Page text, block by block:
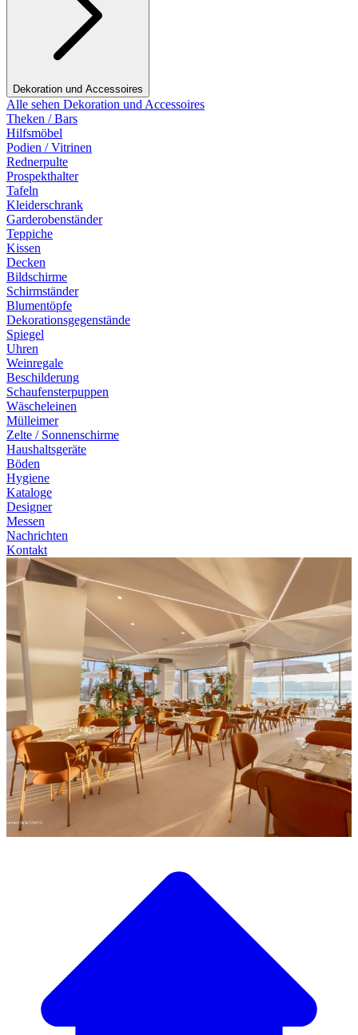
Dekoration und Accessoires
Alle sehen Dekoration und Accessoires
Theken / Bars
Hilfsmöbel
Podien / Vitrinen
Rednerpulte
Prospekthalter
Tafeln
Kleiderschrank
Garderobenständer
Teppiche
Kissen
Decken
Bildschirme
Schirmständer
Blumentöpfe
Dekorationsgegenstände
Spiegel
Uhren
Weinregale
Beschilderung
Schaufensterpuppen
Wäscheleinen
Mülleimer
Zelte / Sonnenschirme
Haushaltsgeräte
Böden
Hygiene
Kataloge
Designer
Messen
Nachrichten
Kontakt
Entdecken Sie unsere große Auswahl an Designermöbeln
Unser Möbelkatalog
Von eleganten Tischen und Stühlen bis zu luxuriösen